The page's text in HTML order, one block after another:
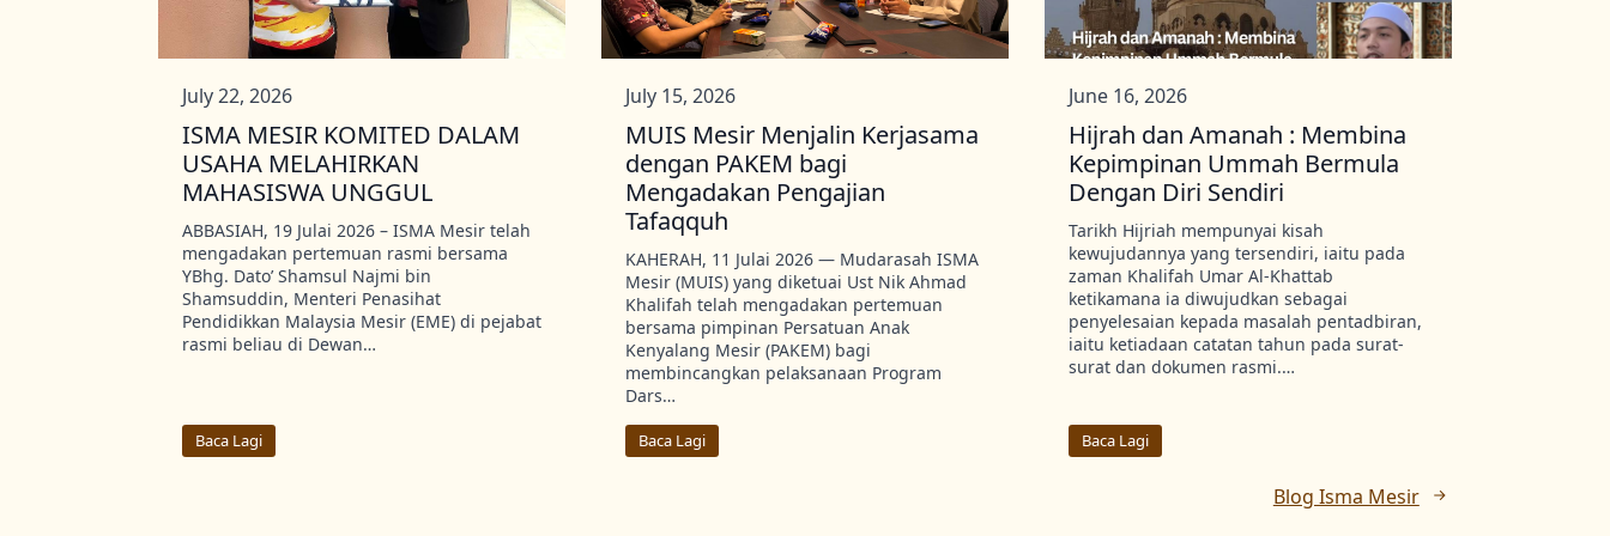
ISMA MESIR KOMITED DALAM
USAHA MELAHIRKAN
MAHASISWA UNGGUL
July 22, 2026
ABBASIAH, 19 Julai 2026 – ISMA Mesir telah
mengadakan pertemuan rasmi bersama
YBhg. Dato’ Shamsul Najmi bin
Shamsuddin, Menteri Penasihat
Pendidikkan Malaysia Mesir (EME) di pejabat
rasmi beliau di Dewan…
Baca Lagi
MUIS Mesir Menjalin Kerjasama
dengan PAKEM bagi
Mengadakan Pengajian
Tafaqquh
July 15, 2026
KAHERAH, 11 Julai 2026 — Mudarasah ISMA
Mesir (MUIS) yang diketuai Ust Nik Ahmad
Khalifah telah mengadakan pertemuan
bersama pimpinan Persatuan Anak
Kenyalang Mesir (PAKEM) bagi
membincangkan pelaksanaan Program
Dars…
Baca Lagi
Hijrah dan Amanah : Membina
Kepimpinan Ummah Bermula
Dengan Diri Sendiri
June 16, 2026
Tarikh Hijriah mempunyai kisah
kewujudannya yang tersendiri, iaitu pada
zaman Khalifah Umar Al-Khattab
ketikamana ia diwujudkan sebagai
penyelesaian kepada masalah pentadbiran,
iaitu ketiadaan catatan tahun pada surat-
surat dan dokumen rasmi.…
Baca Lagi
Blog Isma Mesir